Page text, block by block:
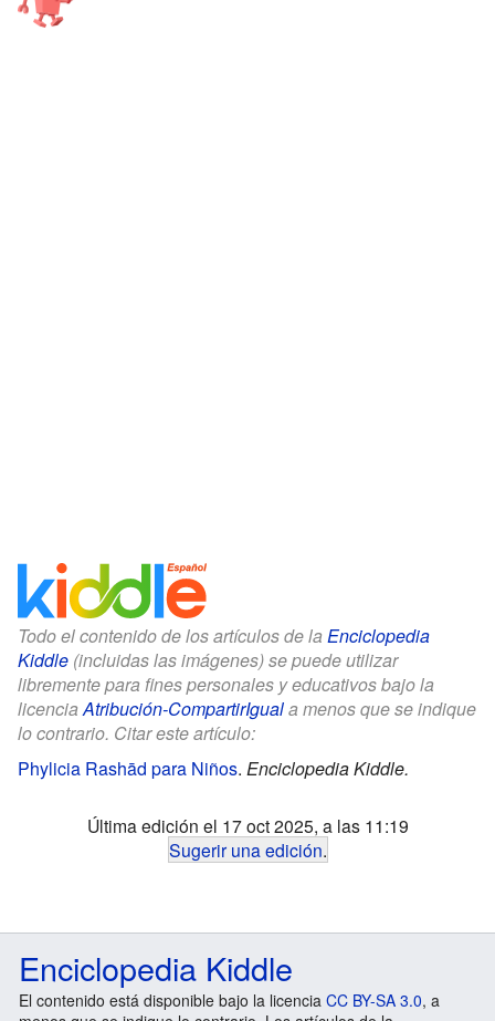
Todo el contenido de los artículos de la Enciclopedia
Kiddle (incluidas las imágenes) se puede utilizar
libremente para fines personales y educativos bajo la
licenciaAtribución-CompartirIguala menos que se indique
lo contrario. Citar este artículo:
Phylicia Rashād para Niños. Enciclopedia Kiddle.
Última edición el 17 oct 2025, a las 11:19
Sugerir una edición.
Enciclopedia Kiddle
El contenido está disponible bajo la licencia CC BY-SA 3.0, a